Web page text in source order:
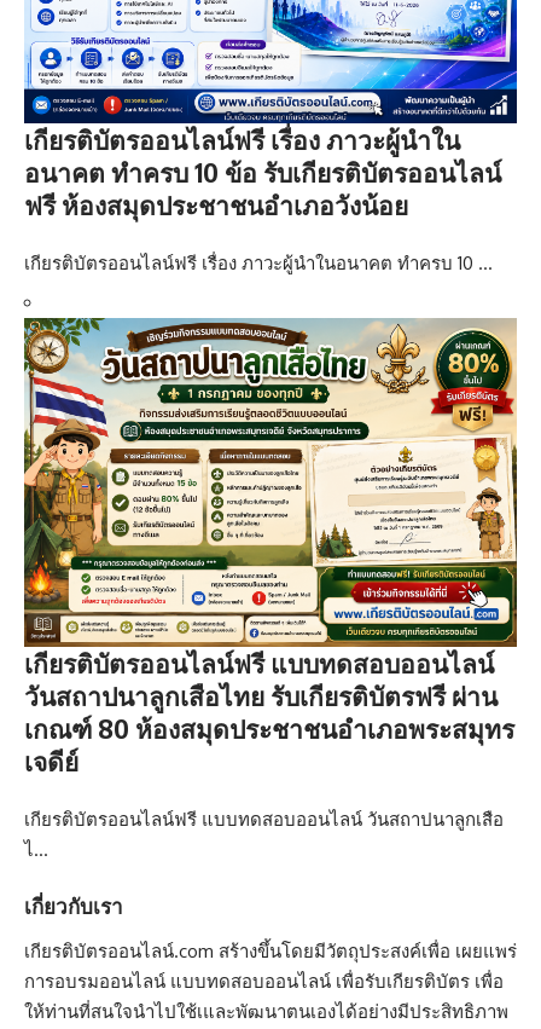
เกียรติบัตรออนไลน์ฟรี เรื่อง ภาวะผู้นำใน
อนาคต ทำครบ 10 ข้อ รับเกียรติบัตรออนไลน์
ฟรี ห้องสมุดประชาชนอำเภอวังน้อย
เกียรติบัตรออนไลน์ฟรี เรื่อง ภาวะผู้นำในอนาคต ทำครบ 10 …
เกียรติบัตรออนไลน์ฟรี แบบทดสอบออนไลน์
วันสถาปนาลูกเสือไทย รับเกียรติบัตรฟรี ผ่าน
เกณฑ์ 80 ห้องสมุดประชาชนอำเภอพระสมุทร
เจดีย์
เกียรติบัตรออนไลน์ฟรี แบบทดสอบออนไลน์ วันสถาปนาลูกเสือ
ไ…
เกี่ยวกับเรา
เกียรติบัตรออนไลน์.com สร้างขึ้นโดยมีวัตถุประสงค์เพื่อ เผยแพร่
การอบรมออนไลน์ แบบทดสอบออนไลน์ เพื่อรับเกียรติบัตร เพื่อ
ให้ท่านที่สนใจนำไปใช้เและพัฒนาตนเองได้อย่างมีประสิทธิภาพ